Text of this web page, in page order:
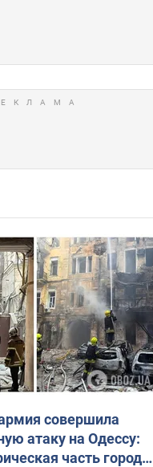
совершила
атаку на Одессу:
часть города,